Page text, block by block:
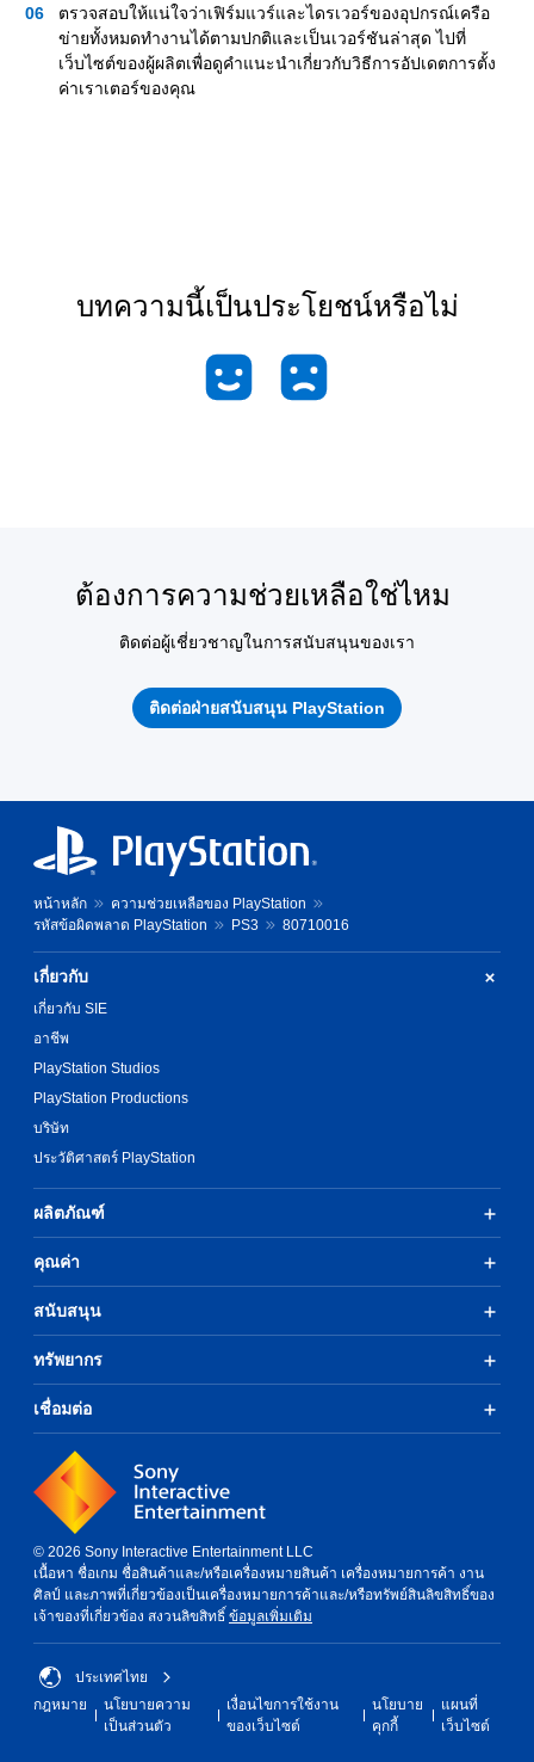
ตรวจสอบให้แน่ใจว่าเฟิร์มแวร์และไดรเวอร์ของอุปกรณ์เครือ
ข่ายทั้งหมดทำงานได้ตามปกติและเป็นเวอร์ชันล่าสุด ไปที่
เว็บไซต์ของผู้ผลิตเพื่อดูคำแนะนำเกี่ยวกับวิธีการอัปเดตการตั้ง
ค่าเราเตอร์ของคุณ
บทความนี้เป็นประโยชน์หรือไม่
ต้องการความช่วยเหลือใช่ไหม
ติดต่อผู้เชี่ยวชาญในการสนับสนุนของเรา
ติดต่อฝ่ายสนับสนุน PlayStation
หน้าหลัก
ความช่วยเหลือของ PlayStation
รหัสข้อผิดพลาด PlayStation
PS3 80710016
เกี่ยวกับ
เกี่ยวกับ SIE
อาชีพ
PlayStation Studios
PlayStation Productions
บริษัท
ประวัติศาสตร์ PlayStation
ผลิตภัณฑ์
คุณค่า
สนับสนุน
ทรัพยากร
เชื่อมต่อ
© 2026 Sony Interactive Entertainment LLC
เนื้อหา ชื่อเกม ชื่อสินค้าและ/หรือเครื่องหมายสินค้า เครื่องหมายการค้า งาน
ศิลป์ และภาพที่เกี่ยวข้องเป็นเครื่องหมายการค้าและ/หรือทรัพย์สินลิขสิทธิ์ของ
เจ้าของที่เกี่ยวข้อง สงวนลิขสิทธิ์ ข้อมูลเพิ่มเติม
ประเทศไทย
กฎหมาย
นโยบายความ
เป็นส่วนตัว
เงื่อนไขการใช้งาน
ของเว็บไซต์
นโยบาย
คุกกี้
แผนที่
เว็บไซต์